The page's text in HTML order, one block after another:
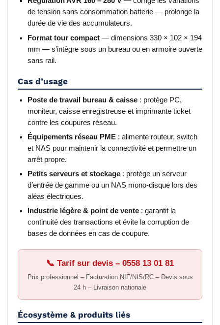
de tension sans consommation batterie — prolonge la
durée de vie des accumulateurs.
Format tour compact — dimensions 330 × 102 × 194
mm — s’intègre sous un bureau ou en armoire ouverte
sans rail.
Cas d’usage
Poste de travail bureau & caisse : protège PC,
moniteur, caisse enregistreuse et imprimante ticket
contre les coupures réseau.
Équipements réseau PME : alimente routeur, switch
et NAS pour maintenir la connectivité et permettre un
arrêt propre.
Petits serveurs et stockage : protège un serveur
d’entrée de gamme ou un NAS mono-disque lors des
aléas électriques.
Industrie légère & point de vente : garantit la
continuité des transactions et évite la corruption de
bases de données en cas de coupure.
📞 Tarif sur devis – 0558 13 01 81
Prix professionnel – Facturation NIF/NIS/RC – Devis sous
24 h – Livraison nationale
Écosystème & produits liés